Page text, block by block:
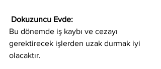
Dokuzuncu Evde:
Bu dönemde iş kaybı ve cezayı
gerektirecek işlerden uzak durmak iyi
olacaktır.